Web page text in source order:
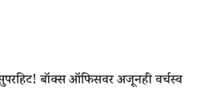
बॉक्स ऑफिसवर अजूनही वर्चस्व